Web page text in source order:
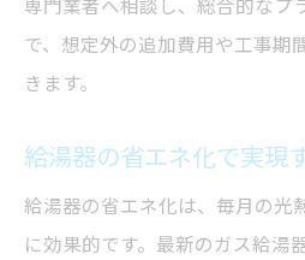
専門業者へ相談し、総合的なプ
で、想定外の追加費用や工事期
きます。
給湯器の省エネ化で実現
給湯器の省エネ化は、毎月の光
に効果的です。最新のガス給湯